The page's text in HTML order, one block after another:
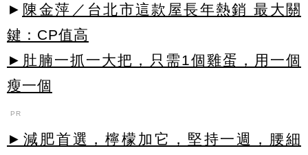
► 陳金萍／台北市這款屋長年熱銷 最大關
鍵：CP值高
►肚腩一抓一大把，只需1個雞蛋，用一個
瘦一個
PR
►減肥首選，檸檬加它，堅持一週，腰細